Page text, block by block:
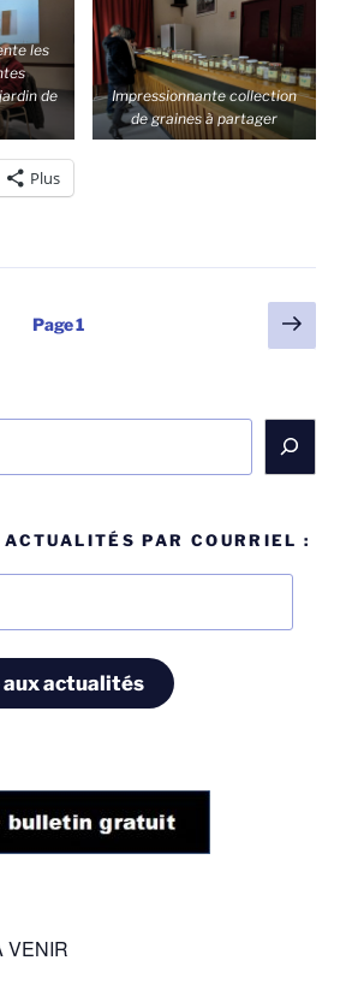
les
de
Impressionnante collection
de graines à partager
Plus
Page1
Page
PAR COURRIEL :
aux actualités
VENIR